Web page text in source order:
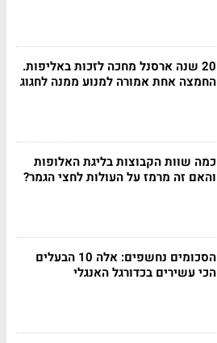
20 שנה ארסנל מחכה לזכות באליפות.
החמצה אחת אמורה למנוע ממנה לחגוג
כמה שוות הקבוצות בליגת האלופות
והאם זה מרמז על העולות לחצי הגמר?
הסכומים נחשפים: אלה 10 הבעלים
הכי עשירים בכדורגל האנגלי